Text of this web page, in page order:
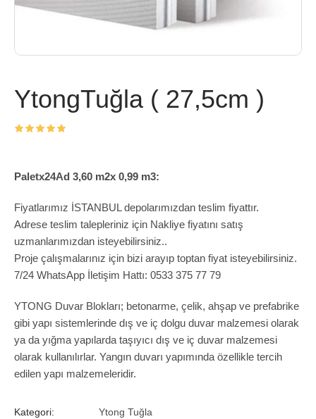
YtongTuğla ( 27,5cm )
Paletx24Ad 3,60 m2x 0,99 m3:
Fiyatlarımız İSTANBUL depolarımızdan teslim fiyattır.
Adrese teslim talepleriniz için Nakliye fiyatını satış
uzmanlarımızdan isteyebilirsiniz..
Proje çalışmalarınız için bizi arayıp toptan fiyat isteyebilirsiniz.
7/24 WhatsApp İletişim Hattı: 0533 375 77 79
YTONG Duvar Blokları; betonarme, çelik, ahşap ve prefabrike
gibi yapı sistemlerinde dış ve iç dolgu duvar malzemesi olarak
ya da yığma yapılarda taşıyıcı dış ve iç duvar malzemesi
olarak kullanılırlar. Yangın duvarı yapımında özellikle tercih
edilen yapı malzemeleridir.
Kategori:
Ytong Tuğla